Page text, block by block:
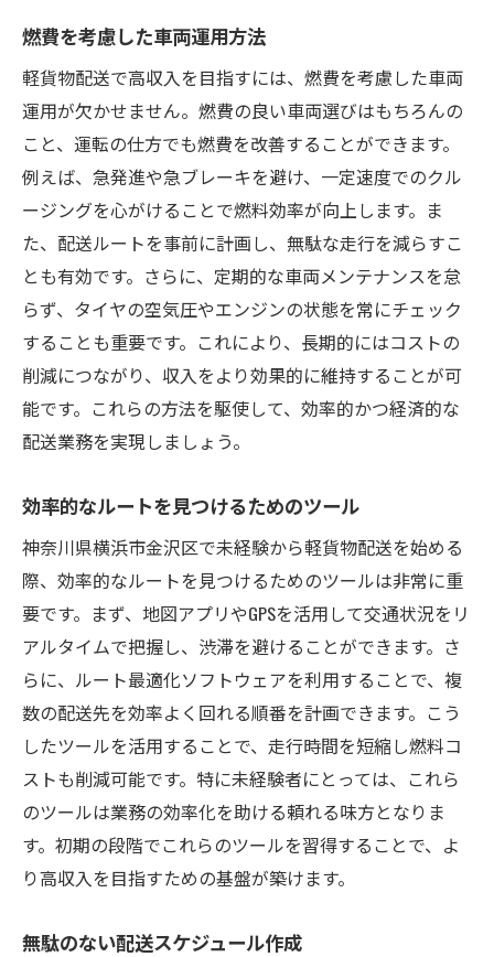
燃費を考慮した車両運用方法
軽貨物配送で高収入を目指すには、燃費を考慮した車両
運用が欠かせません。燃費の良い車両選びはもちろんの
こと、運転の仕方でも燃費を改善することができます。
例えば、急発進や急ブレーキを避け、一定速度でのクル
ージングを心がけることで燃料効率が向上します。ま
た、配送ルートを事前に計画し、無駄な走行を減らすこ
とも有効です。さらに、定期的な車両メンテナンスを怠
らず、タイヤの空気圧やエンジンの状態を常にチェック
することも重要です。これにより、長期的にはコストの
削減につながり、収入をより効果的に維持することが可
能です。これらの方法を駆使して、効率的かつ経済的な
配送業務を実現しましょう。
効率的なルートを見つけるためのツール
神奈川県横浜市金沢区で未経験から軽貨物配送を始める
際、効率的なルートを見つけるためのツールは非常に重
要です。まず、地図アプリやGPSを活用して交通状況をリ
アルタイムで把握し、渋滞を避けることができます。さ
らに、ルート最適化ソフトウェアを利用することで、複
数の配送先を効率よく回れる順番を計画できます。こう
したツールを活用することで、走行時間を短縮し燃料コ
ストも削減可能です。特に未経験者にとっては、これら
のツールは業務の効率化を助ける頼れる味方となりま
す。初期の段階でこれらのツールを習得することで、よ
り高収入を目指すための基盤が築けます。
無駄のない配送スケジュール作成